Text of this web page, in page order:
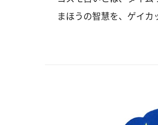
まほうの智慧を、ゲイカ